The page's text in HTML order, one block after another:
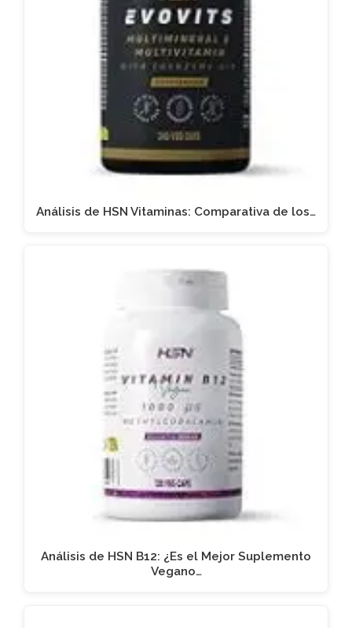
Análisis de HSN Vitaminas: Comparativa de los…
Análisis de HSN B12: ¿Es el Mejor Suplemento
Vegano…